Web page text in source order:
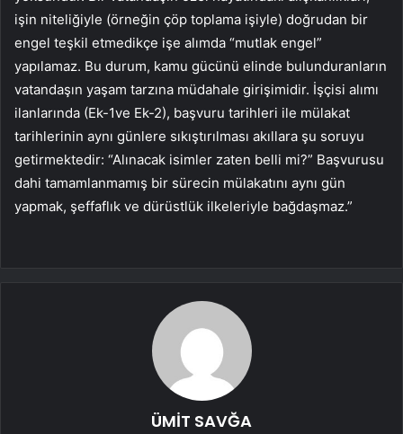
işin niteliğiyle (örneğin çöp toplama işiyle) doğrudan bir
engel teşkil etmedikçe işe alımda “mutlak engel”
yapılamaz. Bu durum, kamu gücünü elinde bulunduranların
vatandaşın yaşam tarzına müdahale girişimidir. İşçisi alımı
ilanlarında (Ek-1ve Ek-2), başvuru tarihleri ile mülakat
tarihlerinin aynı günlere sıkıştırılması akıllara şu soruyu
getirmektedir: “Alınacak isimler zaten belli mi?” Başvurusu
dahi tamamlanmamış bir sürecin mülakatını aynı gün
yapmak, şeffaflık ve dürüstlük ilkeleriyle bağdaşmaz.”
ÜMİT SAVĞA